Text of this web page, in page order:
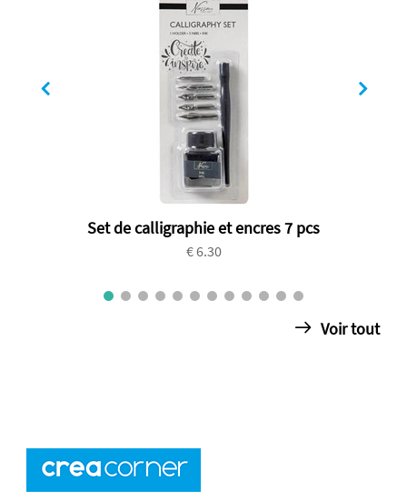
Set de calligraphie et encres 7 pcs
€ 6.30
Voir tout